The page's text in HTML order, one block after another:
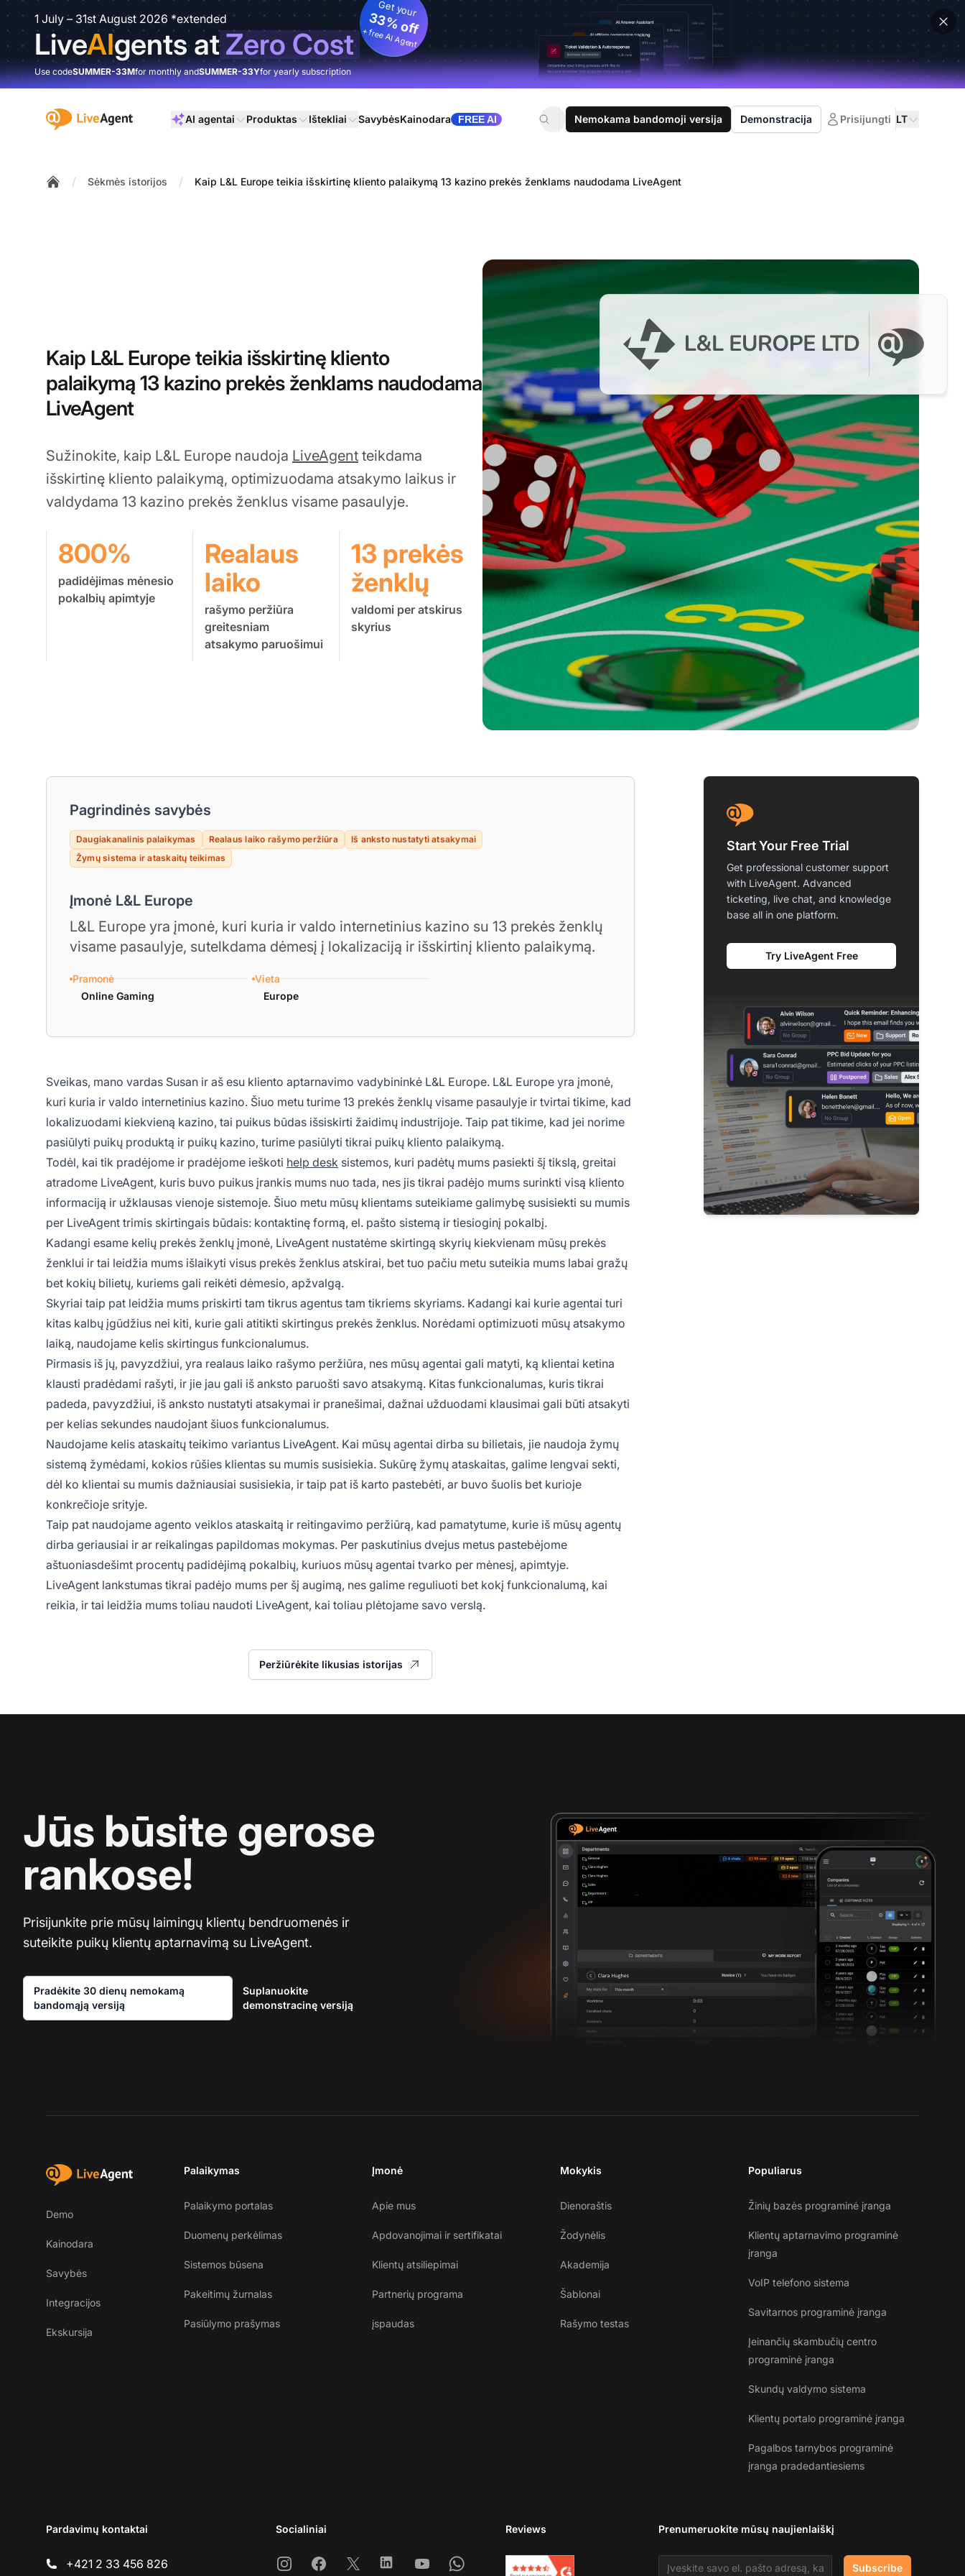
1 July – 31st August 2026 *extended
LiveAIgents atZero Cost
Get your
33% off
+ free AI Agent
Use codeSUMMER-33Mfor monthly andSUMMER-33Yfor yearly subscription
:site.title AI agentai Produktas Ištekliai SavybėsKainodara FREE AI Nemokama bandomoji versija Demonstracija Prisijungti LT
/ Sėkmės istorijos / Kaip L&L Europe teikia išskirtinę kliento palaikymą 13 kazino prekės ženklams naudodama LiveAgent
Kaip L&L Europe teikia išskirtinę kliento
palaikymą 13 kazino prekės ženklams naudodama
LiveAgent
Sužinokite, kaip L&L Europe naudoja LiveAgent teikdama
išskirtinę kliento palaikymą, optimizuodama atsakymo laikus ir
valdydama 13 kazino prekės ženklus visame pasaulyje.
800%
padidėjimas mėnesio
pokalbių apimtyje
Realaus
laiko
rašymo peržiūra
greitesniam
atsakymo paruošimui
13 prekės
ženklų
valdomi per atskirus
skyrius
Pagrindinės savybės
Daugiakanalinis palaikymas Realaus laiko rašymo peržiūra
Iš anksto nustatyti atsakymai
Žymų sistema ir ataskaitų teikimas
Įmonė L&L Europe
L&L Europe yra įmonė, kuri kuria ir valdo internetinius kazino su 13 prekės ženklų
visame pasaulyje, sutelkdama dėmesį į lokalizaciją ir išskirtinį kliento palaikymą.
Pramonė
Online Gaming
Vieta
Europe
Sveikas, mano vardas Susan ir aš esu kliento aptarnavimo vadybininkė L&L Europe. L&L Europe yra įmonė,
kuri kuria ir valdo internetinius kazino. Šiuo metu turime 13 prekės ženklų visame pasaulyje ir tvirtai tikime, kad
lokalizuodami kiekvieną kazino, tai puikus būdas išsiskirti žaidimų industrijoje. Taip pat tikime, kad jei norime
pasiūlyti puikų produktą ir puikų kazino, turime pasiūlyti tikrai puikų kliento palaikymą.
Todėl, kai tik pradėjome ir pradėjome ieškoti help desk sistemos, kuri padėtų mums pasiekti šį tikslą, greitai
atradome LiveAgent, kuris buvo puikus įrankis mums nuo tada, nes jis tikrai padėjo mums surinkti visą kliento
informaciją ir užklausas vienoje sistemoje. Šiuo metu mūsų klientams suteikiame galimybę susisiekti su mumis
per LiveAgent trimis skirtingais būdais: kontaktinę formą, el. pašto sistemą ir tiesioginį pokalbį.
Kadangi esame kelių prekės ženklų įmonė, LiveAgent nustatėme skirtingą skyrių kiekvienam mūsų prekės
ženklui ir tai leidžia mums išlaikyti visus prekės ženklus atskirai, bet tuo pačiu metu suteikia mums labai gražų
bet kokių bilietų, kuriems gali reikėti dėmesio, apžvalgą.
Skyriai taip pat leidžia mums priskirti tam tikrus agentus tam tikriems skyriams. Kadangi kai kurie agentai turi
kitas kalbų įgūdžius nei kiti, kurie gali atitikti skirtingus prekės ženklus. Norėdami optimizuoti mūsų atsakymo
laiką, naudojame kelis skirtingus funkcionalumus.
Pirmasis iš jų, pavyzdžiui, yra realaus laiko rašymo peržiūra, nes mūsų agentai gali matyti, ką klientai ketina
klausti pradėdami rašyti, ir jie jau gali iš anksto paruošti savo atsakymą. Kitas funkcionalumas, kuris tikrai
padeda, pavyzdžiui, iš anksto nustatyti atsakymai ir pranešimai, dažnai užduodami klausimai gali būti atsakyti
per kelias sekundes naudojant šiuos funkcionalumus.
Naudojame kelis ataskaitų teikimo variantus LiveAgent. Kai mūsų agentai dirba su bilietais, jie naudoja žymų
sistemą žymėdami, kokios rūšies klientas su mumis susisiekia. Sukūrę žymų ataskaitas, galime lengvai sekti,
dėl ko klientai su mumis dažniausiai susisiekia, ir taip pat iš karto pastebėti, ar buvo šuolis bet kurioje
konkrečioje srityje.
Taip pat naudojame agento veiklos ataskaitą ir reitingavimo peržiūrą, kad pamatytume, kurie iš mūsų agentų
dirba geriausiai ir ar reikalingas papildomas mokymas. Per paskutinius dvejus metus pastebėjome
aštuoniasdešimt procentų padidėjimą pokalbių, kuriuos mūsų agentai tvarko per mėnesį, apimtyje.
LiveAgent lankstumas tikrai padėjo mums per šį augimą, nes galime reguliuoti bet kokį funkcionalumą, kai
reikia, ir tai leidžia mums toliau naudoti LiveAgent, kai toliau plėtojame savo verslą.
Peržiūrėkite likusias istorijas
Start Your Free Trial
Get professional customer support
with LiveAgent. Advanced
ticketing, live chat, and knowledge
base all in one platform.
Try LiveAgent Free
Jūs būsite gerose
rankose!
Prisijunkite prie mūsų laimingų klientų bendruomenės ir
suteikite puikų klientų aptarnavimą su LiveAgent.
Pradėkite 30 dienų nemokamą
bandomąją versiją
Suplanuokite
demonstracinę versiją
Demo
Kainodara
Savybės
Integracijos
Ekskursija
Palaikymas
Palaikymo portalas
Duomenų perkėlimas
Sistemos būsena
Pakeitimų žurnalas
Pasiūlymo prašymas
Įmonė
Apie mus
Apdovanojimai ir sertifikatai
Klientų atsiliepimai
Partnerių programa
įspaudas
Mokykis
Dienoraštis
Žodynėlis
Akademija
Šablonai
Rašymo testas
Populiarus
Žinių bazės programinė įranga
Klientų aptarnavimo programinė
įranga
VoIP telefono sistema
Savitarnos programinė įranga
Įeinančių skambučių centro
programinė įranga
Skundų valdymo sistema
Klientų portalo programinė įranga
Pagalbos tarnybos programinė
įranga pradedantiesiems
Pardavimų kontaktai
+421 2 33 456 826
Socialiniai
InstagramFacebook
X LinkedinYoutubeWhatsapp
Reviews Prenumeruokite mūsų naujienlaiškį
Email address Subscribe